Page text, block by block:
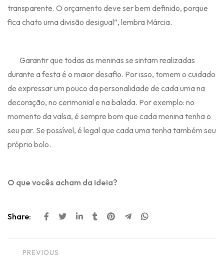
transparente. O orçamento deve ser bem definido, porque
fica chato uma divisão desigual”, lembra Márcia.
Garantir que todas as meninas se sintam realizadas
durante a festa é o maior desafio. Por isso, tomem o cuidado
de expressar um pouco da personalidade de cada uma na
decoração, no cerimonial e na balada. Por exemplo: no
momento da valsa, é sempre bom que cada menina tenha o
seu par. Se possível, é legal que cada uma tenha também seu
próprio bolo.
O que vocês acham da ideia?
Share:
PREVIOUS